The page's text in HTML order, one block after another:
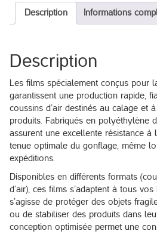
Description Informations
Description
Les films spécialement conçus pour
garantissent une production rapide,
coussins d’air destinés au calage et
produits. Fabriqués en polyéthylène
assurent une excellente résistance à
tenue optimale du gonflage, même
expéditions.
Disponibles en différents formats
d’air), ces films s’adaptent à tous
s’agisse de protéger des objets
ou de stabiliser des produits dans
conception optimisée permet une